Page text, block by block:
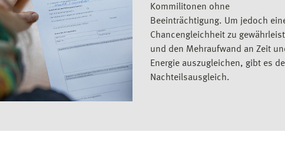
Kommilitonen ohne
Beeinträchtigung. Um jedoch
Chancengleichheit zu
und den Mehraufwand an Zeit
Energie auszugleichen, gibt es
Nachteilsausgleich.